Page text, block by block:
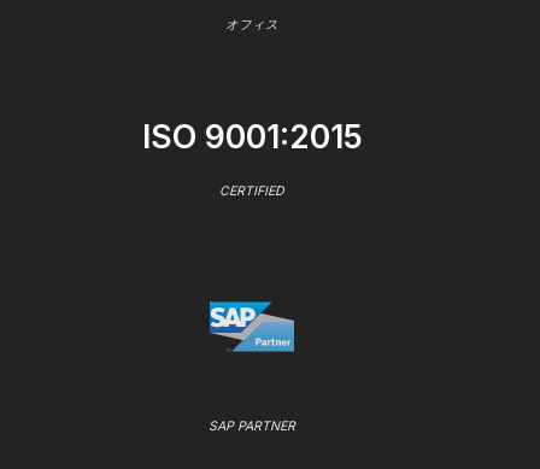
オフィス
ISO 9001:2015
CERTIFIED
SAP PARTNER